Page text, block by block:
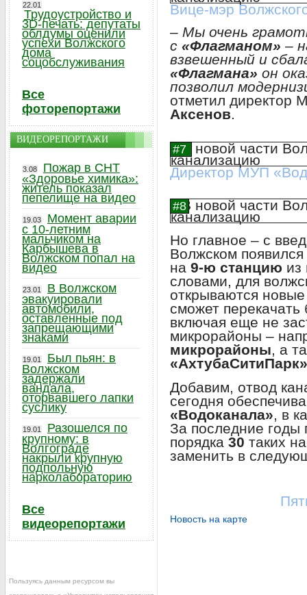
Вице-мэр
– Мы очень
с «Флагманом» –
взвешенный и
«Флагмана» он
позволил
отметил директор
Аксенов.
Директор МУП
Но главное – с
Волжском
на 9-ю станцию из
словами, для
открываются
сможет перекачать
включая еще не
микрорайоны –
микрорайоны, а
«АхтубаСитиПарк»
Добавим, отвод
сегодня
«Водоканала», в
За последние годы
порядка 30 таких
заменить в
Новость на карте
22.01
Трудоустройство и
3D-печать: депутаты
облдумы оценили
успехи Волжского
дома
соцобслуживания
Все
фоторепортажи
ВИДЕОРЕПОРТАЖИ
3.08
Пожар в СНТ
«Здоровье химика»:
житель показал
пепелище на видео
19.03
Момент аварии
с 10-летним
мальчиком на
Карбышева в
Волжском попал на
видео
23.01
В Волжском
эвакуировали
автомобили,
оставленные под
запрещающими
знаками
19.01
Был пьян: в
Волжском
задержали
вандала,
оторвавшего лапки
суслику
19.01
Разошелся по
крупному: в
Волгограде
накрыли крупную
подпольную
нарколабораторию
Все
видеорепортажи
Пользуясь данным ресурсом вы